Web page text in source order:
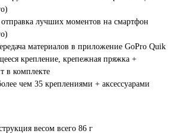
отправка лучших моментов на смартфон
материалов в приложение GoPro Quik
крепление, крепежная пряжка +
в комплекте
чем 35 креплениями + аксессуарами
весом всего 86 г